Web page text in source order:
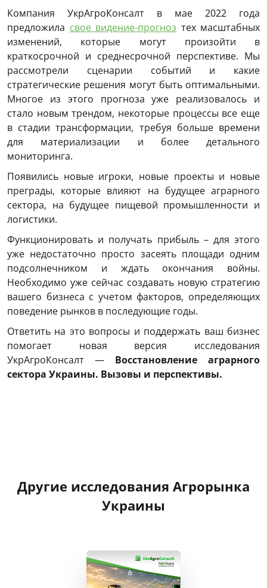
Компания УкрАгроКонсалт в мае 2022 года
предложила свое видение-прогноз тех масштабных
изменений, которые могут произойти в
краткосрочной и среднесрочной перспективе. Мы
рассмотрели сценарии событий и какие
стратегические решения могут быть оптимальными.
Многое из этого прогноза уже реализовалось и
стало новым трендом, некоторые процессы все еще
в стадии трансформации, требуя больше времени
для материализации и более детального
мониторинга.
Появились новые игроки, новые проекты и новые
преграды, которые влияют на будущее аграрного
сектора, на будущее пищевой промышленности и
логистики.
Функционировать и получать прибыль – для этого
уже недостаточно просто засеять площади одним
подсолнечником и ждать окончания войны.
Необходимо уже сейчас создавать новую стратегию
вашего бизнеса с учетом факторов, определяющих
поведение рынков в последующие годы.
Ответить на это вопросы и поддержать ваш бизнес
помогает новая версия исследования
УкрАгроКонсалт — Восстановление аграрного
сектора Украины. Вызовы и перспективы.
Другие исследования Агрорынка
Украины